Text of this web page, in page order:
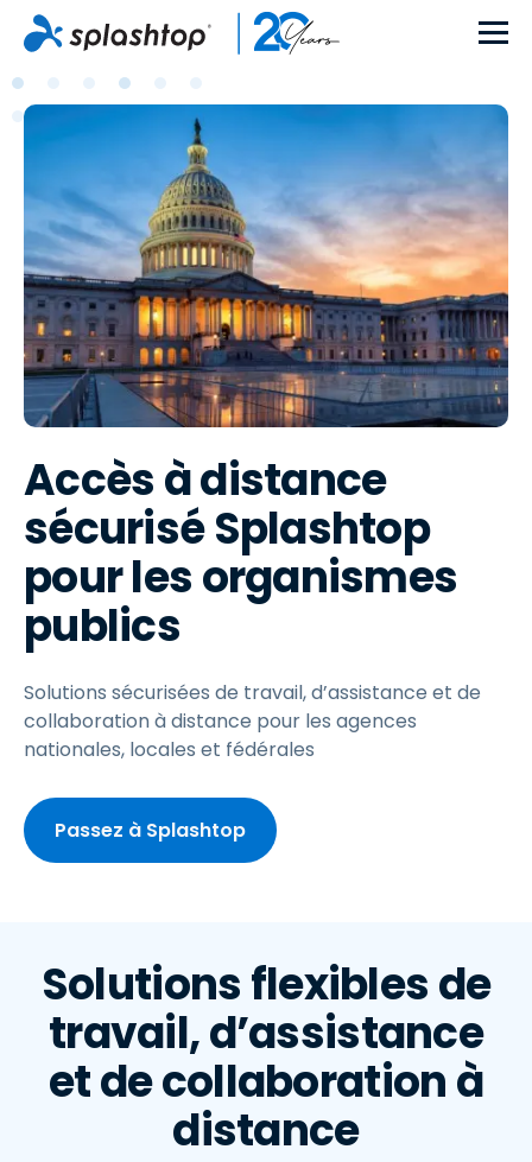
Accès à distance
sécurisé Splashtop
pour les organismes
publics
Solutions sécurisées de travail, d’assistance et de
collaboration à distance pour les agences
nationales, locales et fédérales
Passez à Splashtop
Solutions flexibles de
travail, d’assistance
et de collaboration à
distance